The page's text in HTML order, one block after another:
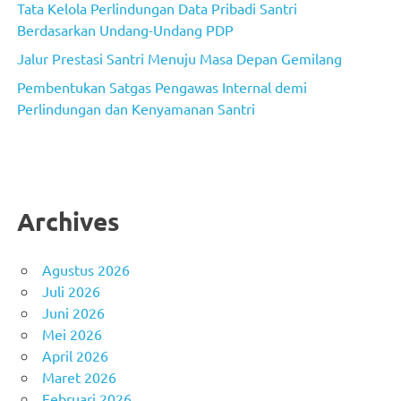
Tata Kelola Perlindungan Data Pribadi Santri
Berdasarkan Undang-Undang PDP
Jalur Prestasi Santri Menuju Masa Depan Gemilang
Pembentukan Satgas Pengawas Internal demi
Perlindungan dan Kenyamanan Santri
Archives
Agustus 2026
Juli 2026
Juni 2026
Mei 2026
April 2026
Maret 2026